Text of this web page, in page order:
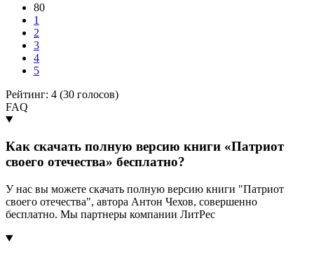
80
1
2
3
4
5
Рейтинг: 4 (30 голосов)
FAQ
Как скачать полную версию книги «Патриот
своего отечества» бесплатно?
У нас вы можете скачать полную версию книги "Патриот
своего отечества", автора Антон Чехов, совершенно
бесплатно. Мы партнеры компании ЛитРес